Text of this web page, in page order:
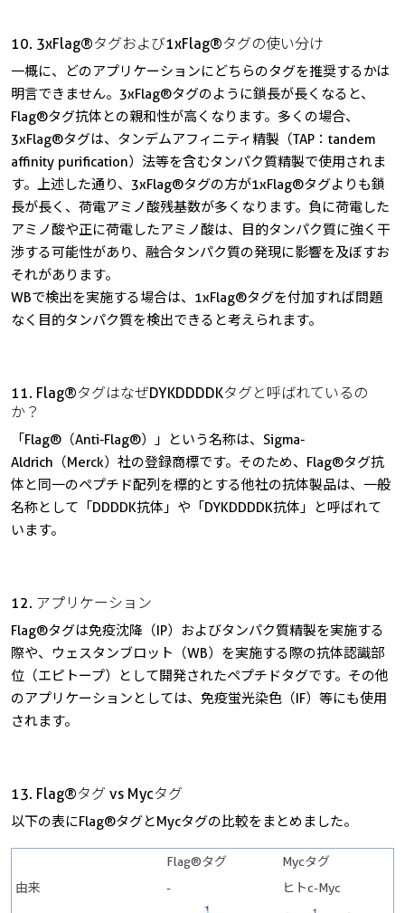
10. 3xFlag®タグおよび1xFlag®タグの使い分け
一概に、どのアプリケーションにどちらのタグを推奨するかは
明言できません。3xFlag®タグのように鎖長が長くなると、
Flag®タグ抗体との親和性が高くなります。多くの場合、
3xFlag®タグは、タンデムアフィニティ精製（TAP：tandem
affinity purification）法等を含むタンパク質精製で使用されま
す。上述した通り、3xFlag®タグの方が1xFlag®タグよりも鎖
長が長く、荷電アミノ酸残基数が多くなります。負に荷電した
アミノ酸や正に荷電したアミノ酸は、目的タンパク質に強く干
渉する可能性があり、融合タンパク質の発現に影響を及ぼすお
それがあります。
WBで検出を実施する場合は、1xFlag®タグを付加すれば問題
なく目的タンパク質を検出できると考えられます。
11. Flag®タグはなぜDYKDDDDKタグと呼ばれているの
か？
「Flag®（Anti-Flag®）」という名称は、Sigma-
Aldrich（Merck）社の登録商標です。そのため、Flag®タグ抗
体と同一のペプチド配列を標的とする他社の抗体製品は、一般
名称として「DDDDK抗体」や「DYKDDDDK抗体」と呼ばれて
います。
12. アプリケーション
Flag®タグは免疫沈降（IP）およびタンパク質精製を実施する
際や、ウェスタンブロット（WB）を実施する際の抗体認識部
位（エピトープ）として開発されたペプチドタグです。その他
のアプリケーションとしては、免疫蛍光染色（IF）等にも使用
されます。
13. Flag®タグ vs Mycタグ
以下の表にFlag®タグとMycタグの比較をまとめました。
Flag®タグ
Mycタグ
由来
- ヒトc-Myc